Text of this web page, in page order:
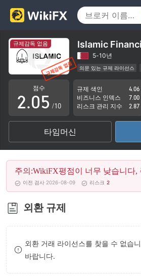
규제감독 없음 Islamic
5-10년
의문 있는 규제 라이선스
잠재적 위험성이 높음
점수
0
1
2
3
4
5
6
7
8
9
.0
1
2
3
4
5
6
7
8
1
2
3
4
5
6
7
8
9
/10
규제 색인
4.06
비즈니스 인덱스
7.00
리스크 관리 지수
2.87
타임머신
주의:WikiFX평점이 너무 낮습니다,
이전 검사 2026-08-09 리스크 2
외환 규제
외환 거래 라이선스를 찾을 수 없습
바랍니다.